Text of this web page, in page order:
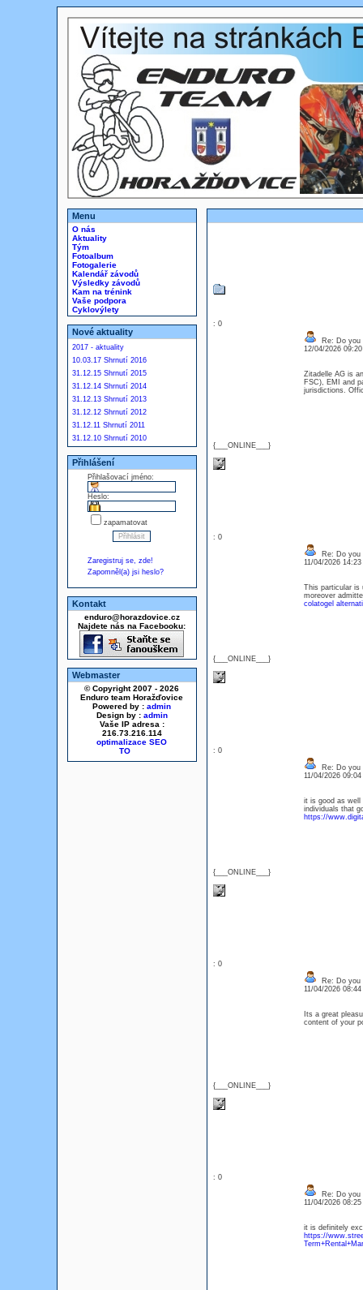
Menu
O nás
Aktuality
Tým
Fotoalbum
Fotogalerie
Kalendář závodů
Výsledky závodů
Kam na trénink
Vaše podpora
Cyklovýlety
Nové aktuality
2017 - aktuality
10.03.17 Shrnutí 2016
31.12.15 Shrnutí 2015
31.12.14 Shrnutí 2014
31.12.13 Shrnutí 2013
31.12.12 Shrnutí 2012
31.12.11 Shrnutí 2011
31.12.10 Shrnutí 2010
Přihlášení
Přihlašovací jméno:
Heslo:
zapamatovat
Zaregistruj se, zde!
Zapomněl(a) jsi heslo?
Kontakt
enduro@horazdovice.cz
Najdete nás na Facebooku:
Webmaster
© Copyright 2007 - 2026
Enduro team Horažďovice
Powered by : admin
Design by : admin
Vaše IP adresa :
216.73.216.114
optimalizace SEO
: 0
{___ONLINE___}
Re: Do you
12/04/2026
Zitadelle AG is
FSC), EMI and
jurisdictions.
: 0
{___ONLINE___}
Re: Do you
11/04/2026
This particular is
moreover
colatogel
: 0
{___ONLINE___}
Re: Do you
11/04/2026
it is good as well
individuals that
https://
: 0
{___ONLINE___}
Re: Do you
11/04/2026
Its a great
content of your
: 0
Re: Do you
11/04/2026
it is definitely
https://